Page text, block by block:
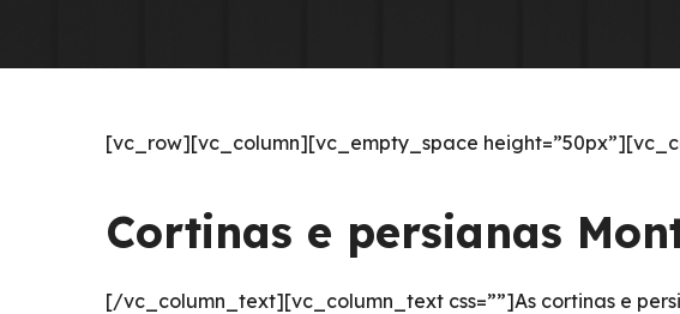
[vc_row][vc_column][vc_empty_space
Cortinas e persianas
[/vc_column_text][vc_column_text css=””]As cortinas e